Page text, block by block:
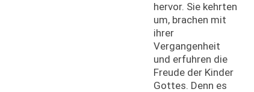
hervor. Sie kehrten
um, brachen mit
ihrer
Vergangenheit
und erfuhren die
Freude der Kinder
Gottes. Denn es